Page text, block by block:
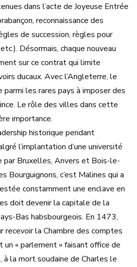
dans l’acte de Joyeuse Entrée
reconnaissance des
de succession, règles pour
Désormais, chaque nouveau
sur ce contrat qui limite
ducaux. Avec l’Angleterre, le
parmi les rares pays à imposer des
Le rôle des villes dans cette
importance.
historique pendant
l’implantation d’une université
Bruxelles, Anvers et Bois-le-
Bourguignons, c’est Malines qui a
constamment une enclave en
doit devenir la capitale de la
Bas habsbourgeois. En 1473,
recevoir la Chambre des comptes
« parlement » faisant office de
à la mort soudaine de Charles le